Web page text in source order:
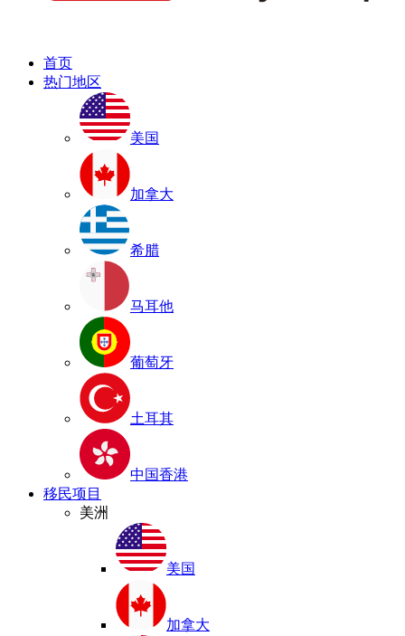
首页
热门地区
美国
加拿大
希腊
马耳他
葡萄牙
土耳其
中国香港
移民项目
美洲
美国
加拿大